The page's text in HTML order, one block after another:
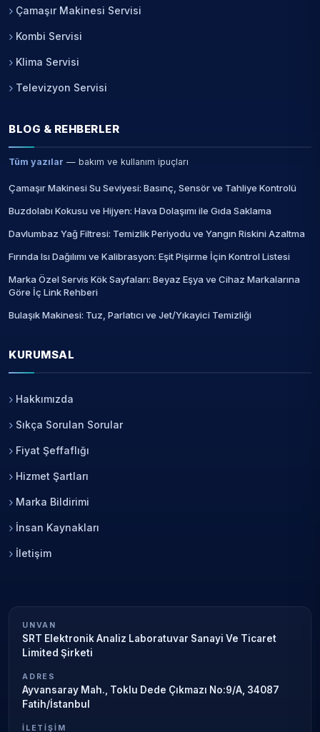
Çamaşır Makinesi Servisi
Kombi Servisi
Klima Servisi
Televizyon Servisi
BLOG & REHBERLER
Tüm yazılar — bakım ve kullanım ipuçları
Çamaşır Makinesi Su Seviyesi: Basınç, Sensör ve Tahliye Kontrolü
Buzdolabı Kokusu ve Hijyen: Hava Dolaşımı ile Gıda Saklama
Davlumbaz Yağ Filtresi: Temizlik Periyodu ve Yangın Riskini Azaltma
Fırında Isı Dağılımı ve Kalibrasyon: Eşit Pişirme İçin Kontrol Listesi
Marka Özel Servis Kök Sayfaları: Beyaz Eşya ve Cihaz Markalarına
Göre İç Link Rehberi
Bulaşık Makinesi: Tuz, Parlatıcı ve Jet/Yıkayici Temizliği
KURUMSAL
Hakkımızda
Sıkça Sorulan Sorular
Fiyat Şeffaflığı
Hizmet Şartları
Marka Bildirimi
İnsan Kaynakları
İletişim
UNVAN
SRT Elektronik Analiz Laboratuvar Sanayi Ve Ticaret
Limited Şirketi
ADRES
Ayvansaray Mah., Toklu Dede Çıkmazı No:9/A, 34087
Fatih/İstanbul
İLETIŞIM